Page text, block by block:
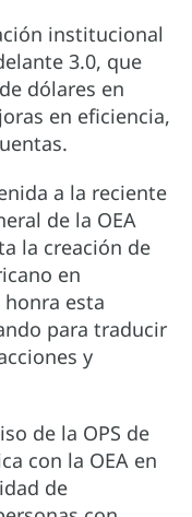
institucional
3.0, que
dólares en
en eficiencia,
a la reciente
de la OEA
la creación de
en
honra esta
para traducir
y
de la OPS de
con la OEA en
de